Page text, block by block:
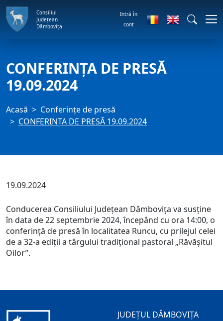
Consiliul
Județean
Dâmbovița
Intră în
cont
CONFERINȚA DE PRESĂ
19.09.2024
Acasă
Conferințe de presă
CONFERINȚA DE PRESĂ 19.09.2024
19.09.2024
Conducerea Consiliului Județean Dâmbovița va susține
în data de 22 septembrie 2024, începând cu ora 14:00, o
conferință de presă în localitatea Runcu, cu prilejul celei
de a 32-a ediții a târgului tradițional pastoral „Răvășitul
Oilor”.
JUDEȚUL DÂMBOVIȚA